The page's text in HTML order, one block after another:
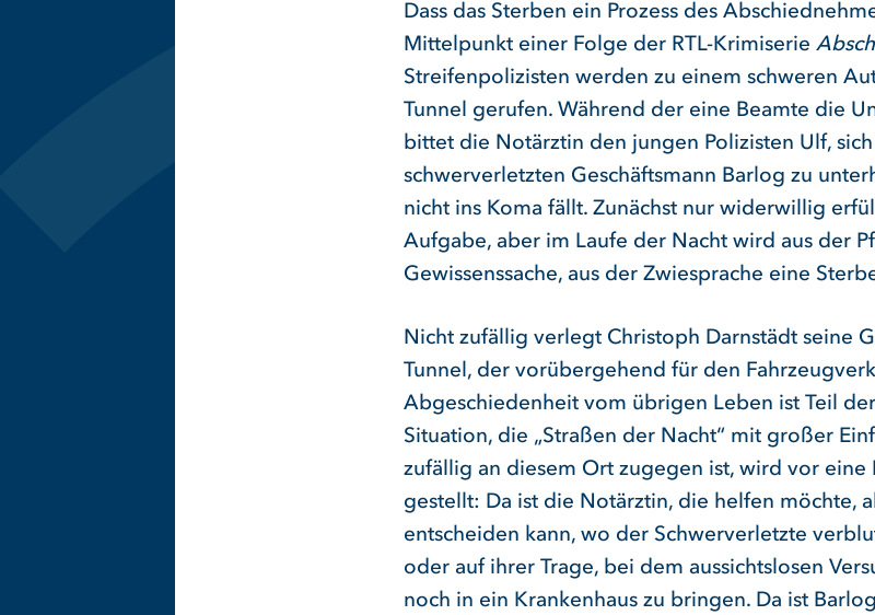
Dass das Sterben ein Prozess des
Mittelpunkt einer Folge der RTL-Krimiserie
Streifenpolizisten werden zu einem schweren
Tunnel gerufen. Während der eine Beamte die
bittet die Notärztin den jungen Polizisten Ulf,
schwerverletzten Geschäftsmann Barlog zu
nicht ins Koma fällt. Zunächst nur widerwillig
Aufgabe, aber im Laufe der Nacht wird aus der
Gewissenssache, aus der Zwiesprache eine
Nicht zufällig verlegt Christoph Darnstädt seine
Tunnel, der vorübergehend für den
Abgeschiedenheit vom übrigen Leben ist Teil
Situation, die „Straßen der Nacht“ mit großer
zufällig an diesem Ort zugegen ist, wird vor eine
gestellt: Da ist die Notärztin, die helfen möchte,
entscheiden kann, wo der Schwerverletzte
oder auf ihrer Trage, bei dem aussichtslosen
noch in ein Krankenhaus zu bringen. Da ist